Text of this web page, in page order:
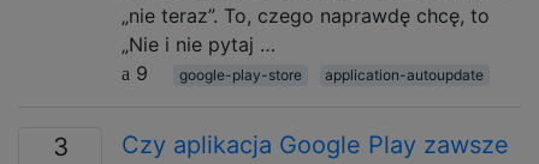
„nie teraz”. To, czego naprawdę chcę, to
„Nie i nie pytaj …
9
google-play-store application-autoupdate
3
Czy aplikacja Google Play zawsze